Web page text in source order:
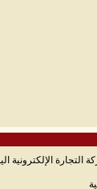
التجارة الإلكترونية